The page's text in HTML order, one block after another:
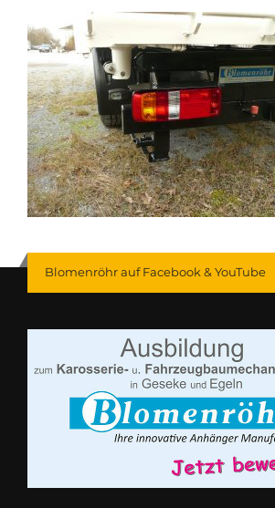
Blomenröhr auf Facebook & YouTube